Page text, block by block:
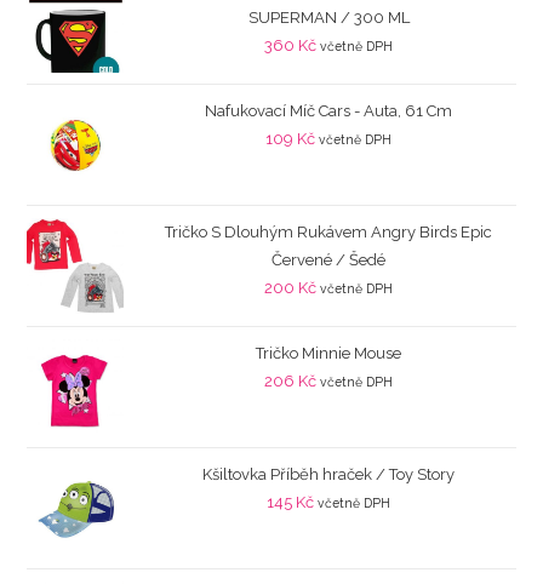
SUPERMAN / 300 ML
360 Kč včetně DPH
Nafukovací Míč Cars - Auta, 61 Cm
109 Kč včetně DPH
Tričko S Dlouhým Rukávem Angry Birds Epic
Červené / Šedé
200 Kč včetně DPH
Tričko Minnie Mouse
206 Kč včetně DPH
Kšiltovka Příběh hraček / Toy Story
145 Kč včetně DPH